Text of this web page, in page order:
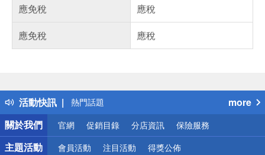
應免稅
應稅
應免稅
應稅
活動快訊
得獎公告
熱門話題
銀行優惠
偏遠地區配送
詐騙網頁！請小心！
more
關於我們
官網 促銷目錄 分店資訊 保險服務
主題活動 會員活動 注目活動 得獎公佈